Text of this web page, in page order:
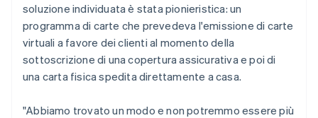
soluzione individuata è stata pionieristica: un
programma di carte che prevedeva l'emissione di carte
virtuali a favore dei clienti al momento della
sottoscrizione di una copertura assicurativa e poi di
una carta fisica spedita direttamente a casa.
"Abbiamo trovato un modo e non potremmo essere più